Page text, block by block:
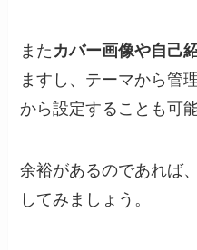
また カバー画像や自己
ますし、テーマから管
から設定することも可能
余裕があるのであれば
してみましょう。